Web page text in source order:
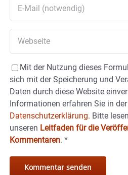
Mit der Nutzung dieses
sich mit der Speicherung und
Daten durch diese Website
Informationen erfahren Sie in der
Datenschutzerklärung. Bitte
unseren Leitfaden für die
Kommentaren. *